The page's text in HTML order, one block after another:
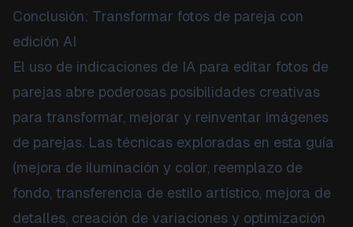
Conclusión: Transformar fotos de pareja con
edición AI
El uso de indicaciones de IA para editar fotos de
parejas abre poderosas posibilidades creativas
para transformar, mejorar y reinventar imágenes
de parejas. Las técnicas exploradas en esta guía
(mejora de iluminación y color, reemplazo de
fondo, transferencia de estilo artístico, mejora de
detalles, creación de variaciones y optimización